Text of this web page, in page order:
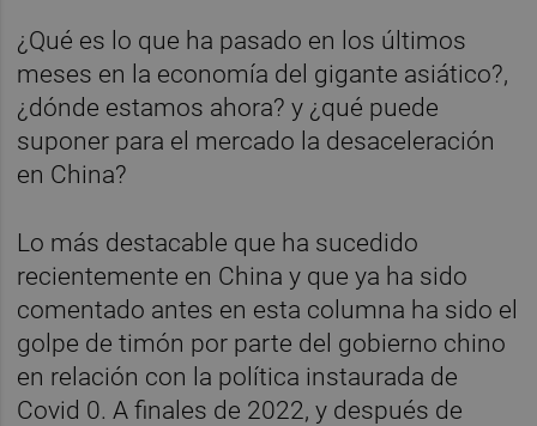
¿Qué es lo que ha pasado en los últimos
meses en la economía del gigante asiático?,
¿dónde estamos ahora? y ¿qué puede
suponer para el mercado la desaceleración
en China?
Lo más destacable que ha sucedido
recientemente en China y que ya ha sido
comentado antes en esta columna ha sido el
golpe de timón por parte del gobierno chino
en relación con la política instaurada de
Covid 0. A finales de 2022, y después de